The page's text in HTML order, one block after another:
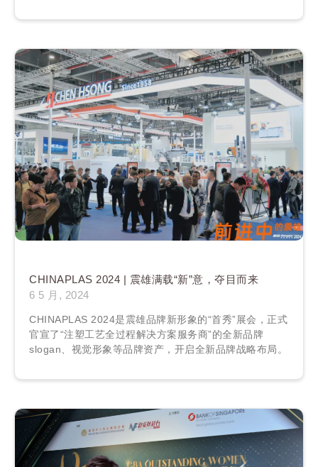
CHINAPLAS 2024 | 震雄满载“新”意，夺目而来
6 5 月, 2024
CHINAPLAS 2024是震雄品牌新形象的“首秀”展会，正式
官宣了“注塑工艺全过程解决方案服务商”的全新品牌
slogan、视觉形象等品牌资产，开启全新品牌战略布局。